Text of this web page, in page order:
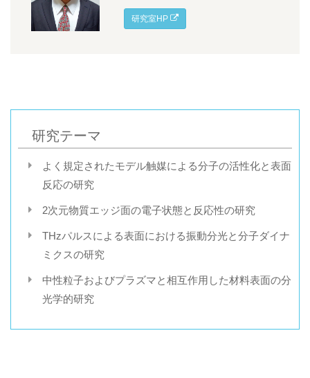
研究室HP
研究テーマ
よく規定されたモデル触媒による分子の活性化と表面
反応の研究
2次元物質エッジ面の電子状態と反応性の研究
THzパルスによる表面における振動分光と分子ダイナ
ミクスの研究
中性粒子およびプラズマと相互作用した材料表面の分
光学的研究